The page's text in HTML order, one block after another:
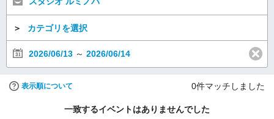
＞ カテゴリを選択
2026/06/13 ～ 2026/06/14
表示順について 0件マッチしました
一致するイベントはありませんでした